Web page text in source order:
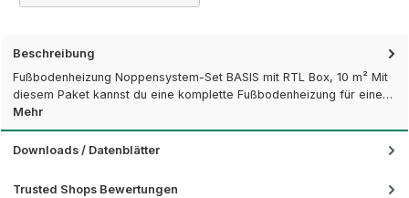
Beschreibung
Fußbodenheizung Noppensystem-Set BASIS mit RTL Box, 10 m² Mit
diesem Paket kannst du eine komplette Fußbodenheizung für eine…
Mehr
Downloads / Datenblätter
Trusted Shops Bewertungen